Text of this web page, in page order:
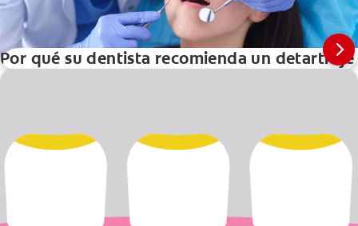
Por qué su dentista recomienda un detartraje